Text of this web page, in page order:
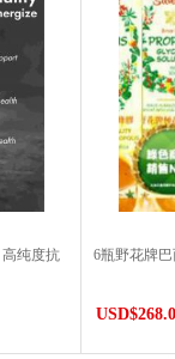
纯度抗
6瓶野花牌